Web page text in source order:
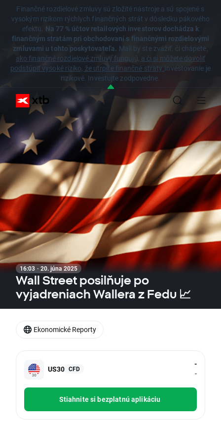
Finančné rozdielové zmluvy sú zložité nástroje a sú spojené s
vysokým rizikom rýchlych finančných strát v dôsledku pákového
efektu. Na 77 % účtov retailových investorov dochádza k
finančným stratám pri obchodovaní s finančnými rozdielovými
zmluvami u tohto poskytovateľa. Mali by ste zvážiť, či chápete,
ako finančné rozdielové zmluvy fungujú, a či si môžete dovoliť
podstúpiť vysoké riziko, že utrpíte finančné straty.Investovanie je
rizikové. Investujte zodpovedne.
16:03 · 20. júna 2025
Wall Street posilňuje po
vyjadreniach Wallera z Fedu 📈
US30 CFD
-
-
Stiahnite si bezplatnú aplikáciu
Ekonomické Reporty